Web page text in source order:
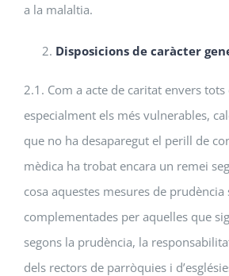
a la malaltia.
Disposicions de caràcter
2.1. Com a acte de caritat envers tots
especialment els més vulnerables,
que no ha desaparegut el perill de
mèdica ha trobat encara un remei
cosa aquestes mesures de
complementades per aquelles que
segons la prudència, la
dels rectors de parròquies i